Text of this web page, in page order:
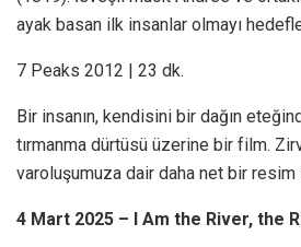
ayak basan ilk insanlar olmayı
7 Peaks 2012 | 23 dk.
Bir insanın, kendisini bir dağın
tırmanma dürtüsü üzerine bir film.
varoluşumuza dair daha net bir resim
4 Mart 2025 – I Am the River, the